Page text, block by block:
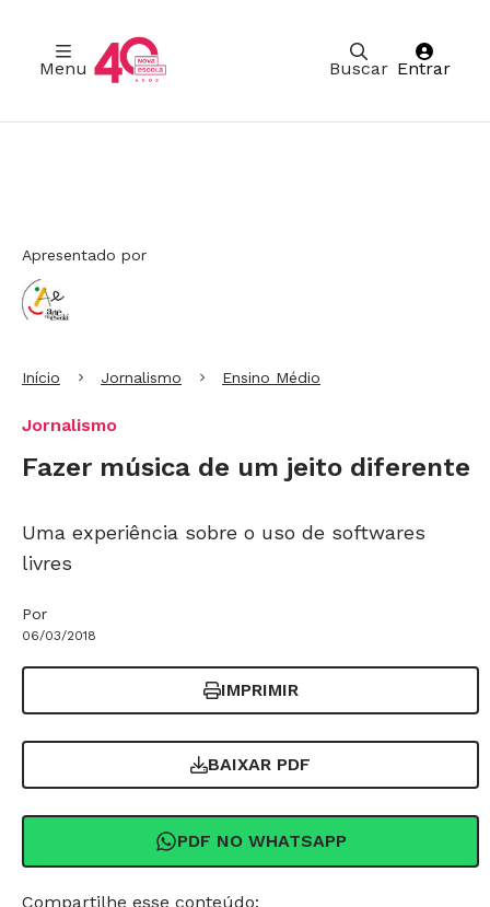
Buscar
Menu Entrar
Apresentado por
Início Jornalismo Ensino Médio
Jornalismo
Fazer música de um jeito diferente
Uma experiência sobre o uso de softwares
livres
Por
06/03/2018
IMPRIMIR
BAIXAR PDF
PDF NO WHATSAPP
Compartilhe esse conteúdo: